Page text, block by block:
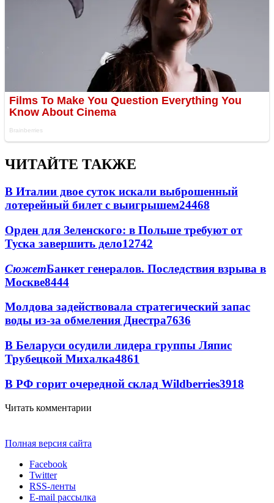
ЧИТАЙТЕ ТАКЖЕ
В Италии двое суток искали выброшенный
лотерейный билет с выигрышем24468
Орден для Зеленского: в Польше требуют от
Туска завершить дело12742
СюжетБанкет генералов. Последствия взрыва в
Москве8444
Молдова задействовала стратегический запас
воды из-за обмеления Днестра7636
В Беларуси осудили лидера группы Ляпис
Трубецкой Михалка4861
В РФ горит очередной склад Wildberries3918
Читать комментарии
Полная версия сайта
Facebook
Twitter
RSS-ленты
E-mail рассылка